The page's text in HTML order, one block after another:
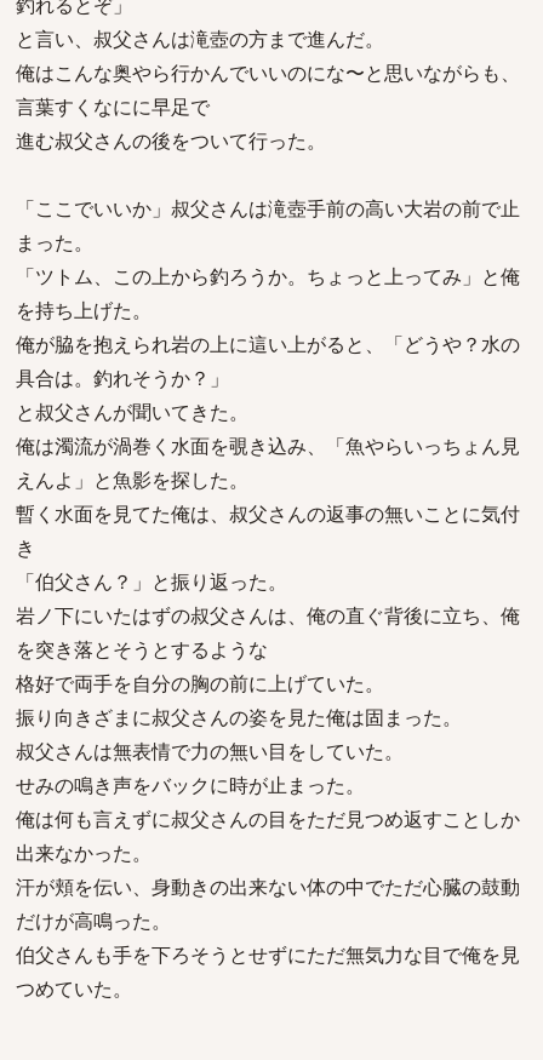
と言い、叔父さんは滝壺の方まで進んだ。
俺はこんな奥やら行かんでいいのにな〜と思いながらも、
言葉すくなにに早足で
進む叔父さんの後をついて行った。
「ここでいいか」叔父さんは滝壺手前の高い大岩の前で止
まった。
「ツトム、この上から釣ろうか。ちょっと上ってみ」と俺
を持ち上げた。
俺が脇を抱えられ岩の上に這い上がると、「どうや？水の
具合は。釣れそうか？」
と叔父さんが聞いてきた。
俺は濁流が渦巻く水面を覗き込み、「魚やらいっちょん見
えんよ」と魚影を探した。
暫く水面を見てた俺は、叔父さんの返事の無いことに気付
き
「伯父さん？」と振り返った。
岩ノ下にいたはずの叔父さんは、俺の直ぐ背後に立ち、俺
を突き落とそうとするような
格好で両手を自分の胸の前に上げていた。
振り向きざまに叔父さんの姿を見た俺は固まった。
叔父さんは無表情で力の無い目をしていた。
せみの鳴き声をバックに時が止まった。
俺は何も言えずに叔父さんの目をただ見つめ返すことしか
出来なかった。
汗が頬を伝い、身動きの出来ない体の中でただ心臓の鼓動
だけが高鳴った。
伯父さんも手を下ろそうとせずにただ無気力な目で俺を見
つめていた。